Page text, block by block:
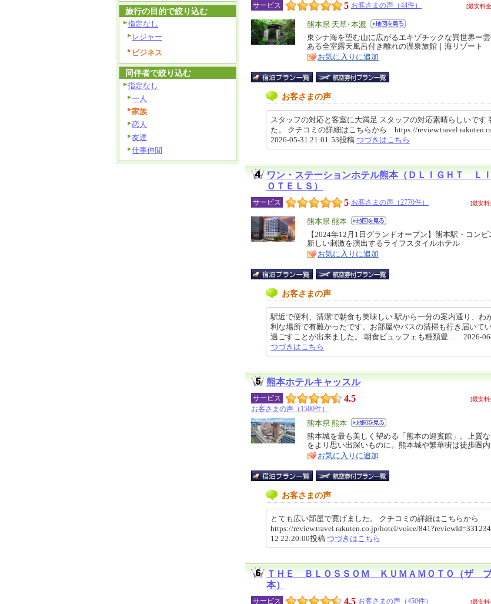
サービス 5 お客さまの声（44件） [最安料
エ
リ
ア
熊本県 天草･本渡
特
徴
東シナ海を望む山に広がるエキゾチックな異世界ー
ある全室露天風呂付き離れの温泉旅館｜海リゾート
お気に入りに追加
お客さまの声
スタッフの対応と客室に大満足 スタッフの対応素晴らしいです
た。 クチコミの詳細はこちらから https://
2026-05-31 21:01:53投稿 つづきはこちら
ワン・ステーションホテル熊本（ＤＬＩＧＨＴ
ＯＴＥＬＳ）
サービス 5 お客さまの声（2770件） [最安料
エ
リ
ア
熊本県 熊本
特
徴
【2024年12月1日グランドオープン】熊本駅・コン
新しい刺激を演出するライフスタイルホテル
お気に入りに追加
お客さまの声
駅近で便利、清潔で朝食も美味しい 駅から一分の案内通り、わ
利な場所で有難かったです。お部屋やバスの清掃も行き届いて
過ごすことが出来ました。 朝食ビュッフェも種類豊… 2026-
つづきはこちら
熊本ホテルキャッスル
サービス 4.5
お客さまの声（1500件）
[最安料
エ
リ
ア
熊本県 熊本
特
徴
熊本城を最も美しく望める「熊本の迎賓館」。上質
をより思い出深いものに。熊本城や繁華街は徒歩圏内
お気に入りに追加
お客さまの声
とても広い部屋で寛げました。 クチコミの詳細はこちらから
https://review.travel.rakuten.co.jp/hotel/voice/
12 22:20:00投稿 つづきはこちら
ＴＨＥ ＢＬＯＳＳＯＭ ＫＵＭＡＭＯＴＯ（ザ
本）
サービス 4.5 お客さまの声（450件） [最安料
旅行の目的で絞り込む
指定なし
レジャー
ビジネス
同伴者で絞り込む
指定なし
一人
家族
恋人
友達
仕事仲間